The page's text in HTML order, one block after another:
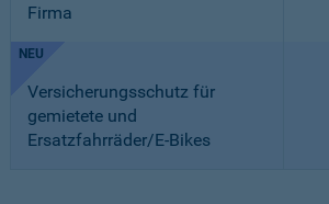
Firma
NEU
Versicherungsschutz für
gemietete und
Ersatzfahrräder/E-Bikes